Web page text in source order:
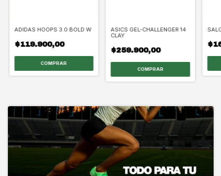
ADIDAS HOOPS 3.0 BOLD W
$119.900,00
COMPRAR
ASICS GEL-CHALLENGER 14
CLAY
$259.900,00
COMPRAR